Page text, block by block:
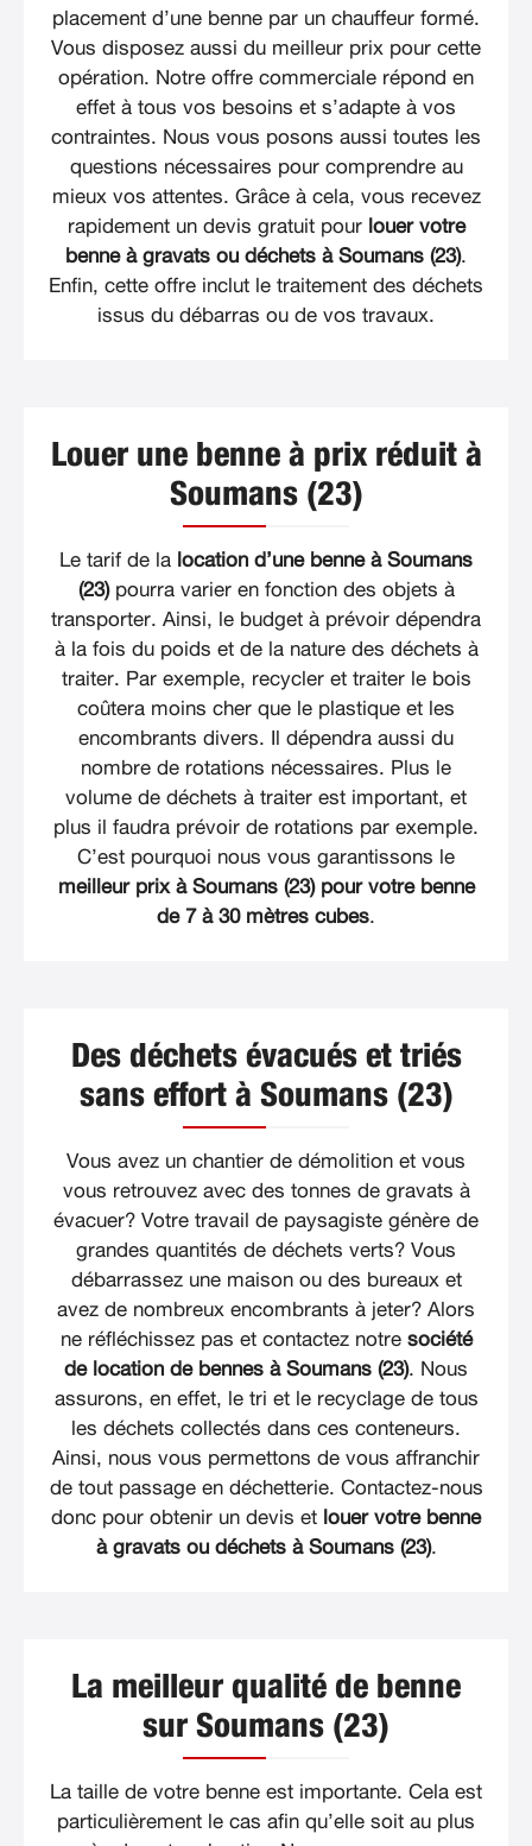
placement d’une benne par un chauffeur formé.
Vous disposez aussi du meilleur prix pour cette
opération. Notre offre commerciale répond en
effet à tous vos besoins et s’adapte à vos
contraintes. Nous vous posons aussi toutes les
questions nécessaires pour comprendre au
mieux vos attentes. Grâce à cela, vous recevez
rapidement un devis gratuit pour louer votre
benne à gravats ou déchets à Soumans (23).
Enfin, cette offre inclut le traitement des déchets
issus du débarras ou de vos travaux.
Louer une benne à prix réduit à
Soumans (23)
Le tarif de la location d’une benne à Soumans
(23)pourra varier en fonction des objets à
transporter. Ainsi, le budget à prévoir dépendra
à la fois du poids et de la nature des déchets à
traiter. Par exemple, recycler et traiter le bois
coûtera moins cher que le plastique et les
encombrants divers. Il dépendra aussi du
nombre de rotations nécessaires. Plus le
volume de déchets à traiter est important, et
plus il faudra prévoir de rotations par exemple.
C’est pourquoi nous vous garantissons le
meilleur prix à Soumans (23) pour votre benne
de 7 à 30 mètres cubes.
Des déchets évacués et triés
sans effort à Soumans (23)
Vous avez un chantier de démolition et vous
vous retrouvez avec des tonnes de gravats à
évacuer? Votre travail de paysagiste génère de
grandes quantités de déchets verts? Vous
débarrassez une maison ou des bureaux et
avez de nombreux encombrants à jeter? Alors
ne réfléchissez pas et contactez notre société
de location de bennes à Soumans (23). Nous
assurons, en effet, le tri et le recyclage de tous
les déchets collectés dans ces conteneurs.
Ainsi, nous vous permettons de vous affranchir
de tout passage en déchetterie. Contactez-nous
donc pour obtenir un devis et louer votre benne
à gravats ou déchets à Soumans (23).
La meilleur qualité de benne
sur Soumans (23)
La taille de votre benne est importante. Cela est
particulièrement le cas afin qu’elle soit au plus